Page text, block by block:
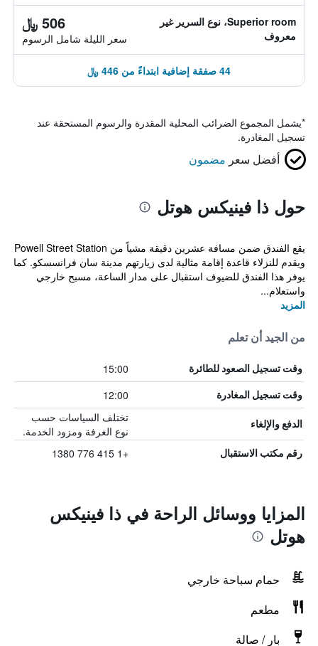
Superior room، نوع السرير غير
معروف
506 ﷼
سعر الليلة شامل الرسوم
44 صفقة إضافية ابتداءً من 446 ﷼
*يشمل المجموع الضرائب المحلية المقدرة والرسوم المستحقة عند
تسجيل المغادرة.
أفضل سعر مضمون
حول ذا فينيكس هوتل
يقع الفندق ضمن مسافة عشرين دقيقة مشياً من Powell Street Station
ويقدم للنزلاء قاعدة إقامة مثالية لدى زيارتهم مدينة سان فرانسسكو. كما
يوفر هذا الفندق للضيوف استقبال على مدار الساعة، مسبح خارجي
واستعلام...
المزيد
من الجيد أن تعلم
وقت تسجيل الصعود للطائرة 15:00
وقت تسجيل المغادرة 12:00
الدفع والإلغاء
تختلف السياسات حسب
نوع الغرفة ومزود الخدمة.
رقم مكتب الاستقبال +1 415 776 1380
المزايا ووسائل الراحة في ذا فينيكس
هوتل
حمام سباحة خارجي
مطعم
بار / صالة